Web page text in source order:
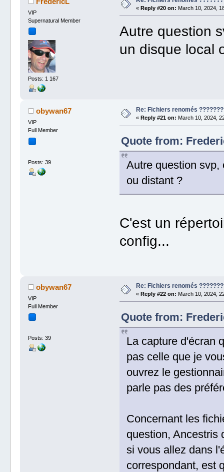
VIP
Supernatural Member
Posts: 1 167
« Reply #20 on: March 10, 2024,
Autre question
un disque local
obywan67
VIP
Full Member
Posts: 39
Re: Fichiers renomés
« Reply #21 on: March 10, 2024,
Quote from:
Autre question
ou distant ?
C'est un
config...
obywan67
VIP
Full Member
Posts: 39
Re: Fichiers renomés
« Reply #22 on: March 10, 2024,
Quote from:
La capture d'écran
pas celle que je
ouvrez le
parle pas des
Concernant les
question, Ancestris
si vous allez dans
correspondant, est